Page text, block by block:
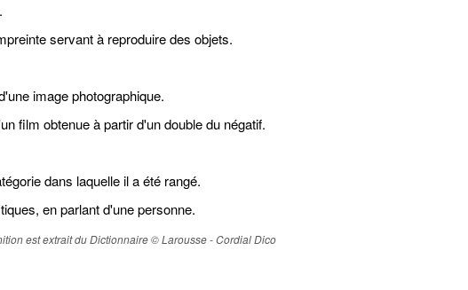
servant à reproduire des objets.
image photographique.
film obtenue à partir d'un double du négatif.
dans laquelle il a été rangé.
en parlant d'une personne.
est extrait du Dictionnaire © Larousse - Cordial Dico